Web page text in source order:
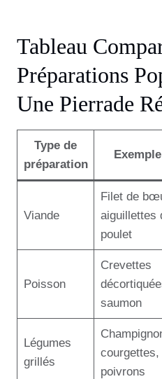
Tableau
Préparations
Une Pierrade
Type de
préparation
Exemple
Viande
Filet de
aiguillettes
poulet
Poisson
Crevettes
saumon
Légumes
grillés
courgettes,
poivrons